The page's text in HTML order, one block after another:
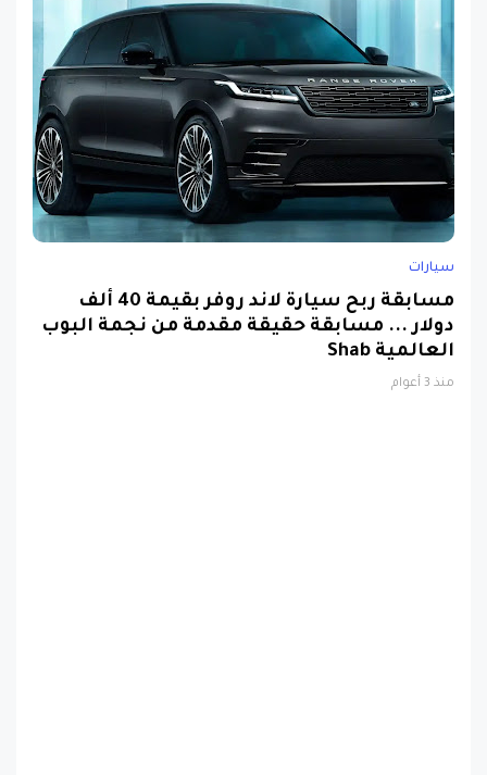
سيارات
مسابقة ربح سيارة لاند روفر بقيمة 40 ألف
دولار ... مسابقة حقيقة مقدمة من نجمة البوب
العالمية Shab
منذ 3 أعوام